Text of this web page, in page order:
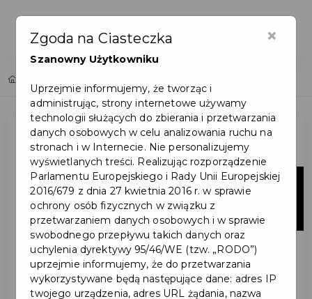
28
×
Zgoda na Ciasteczka
Szanowny Użytkowniku
Uprzejmie informujemy, że tworząc i
administrując, strony internetowe używamy
technologii służących do zbierania i przetwarzania
danych osobowych w celu analizowania ruchu na
stronach i w Internecie. Nie personalizujemy
wyświetlanych treści. Realizując rozporządzenie
Parlamentu Europejskiego i Rady Unii Europejskiej
2016/679 z dnia 27 kwietnia 2016 r. w sprawie
ochrony osób fizycznych w związku z
przetwarzaniem danych osobowych i w sprawie
swobodnego przepływu takich danych oraz
uchylenia dyrektywy 95/46/WE (tzw. „RODO”)
uprzejmie informujemy, że do przetwarzania
wykorzystywane będą następujące dane: adres IP
twojego urządzenia, adres URL żądania, nazwa